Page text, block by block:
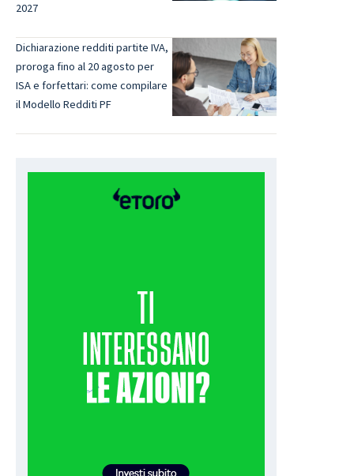
2027
Dichiarazione redditi partite IVA,
proroga fino al 20 agosto per
ISA e forfettari: come compilare
il Modello Redditi PF